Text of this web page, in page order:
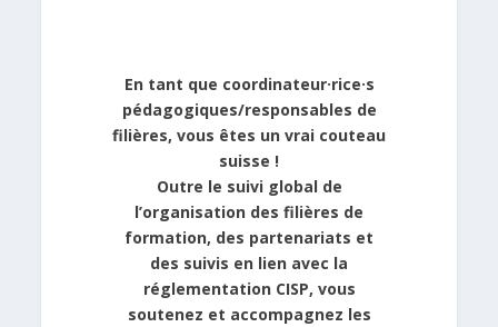
En tant que coordinateur·rice·s
pédagogiques/responsables de
filières, vous êtes un vrai couteau
suisse !
Outre le suivi global de
l’organisation des filières de
formation, des partenariats et
des suivis en lien avec la
réglementation CISP, vous
soutenez et accompagnez les